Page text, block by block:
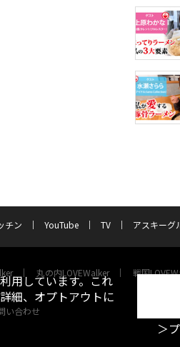
チン YouTube TV アスキーグ
丸の内LOVEWalker
戦国
い合わせ
用しています。これ
細、オプトアウトに
＞